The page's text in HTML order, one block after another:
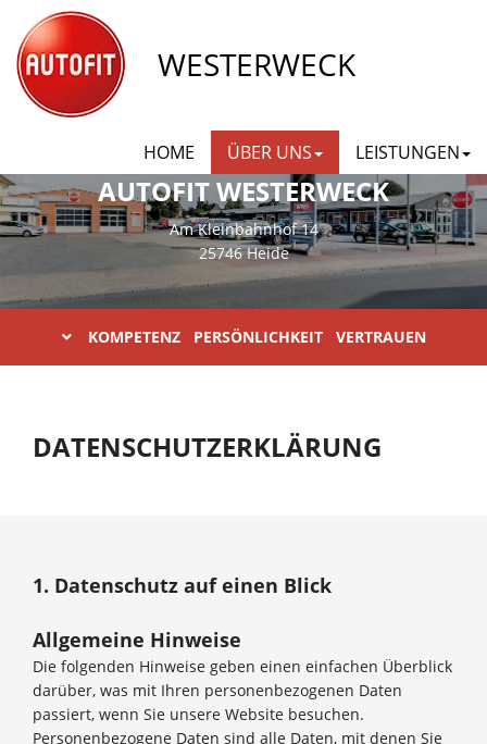
WESTERWECK
HOME ÜBER UNS LEISTUNGEN
AUTOFIT WESTERWECK
Am Kleinbahnhof 14
25746 Heide
KOMPETENZ PERSÖNLICHKEIT VERTRAUEN
DATENSCHUTZERKLÄRUNG
1. Datenschutz auf einen Blick
Allgemeine Hinweise
Die folgenden Hinweise geben einen einfachen Überblick
darüber, was mit Ihren personenbezogenen Daten
passiert, wenn Sie unsere Website besuchen.
Personenbezogene Daten sind alle Daten, mit denen Sie